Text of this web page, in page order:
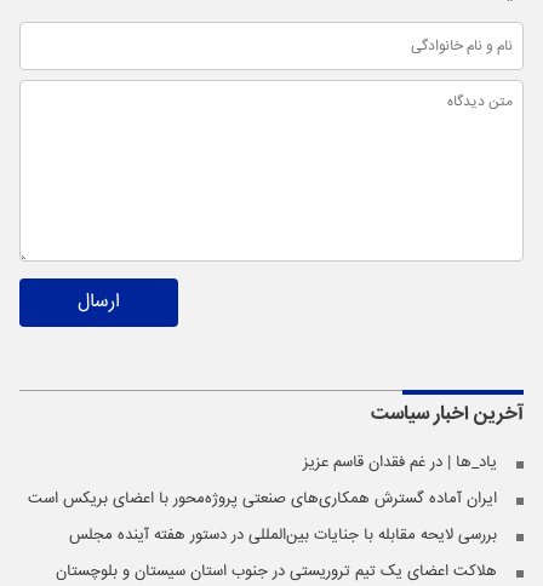
ارسال
آخرین اخبارسیاست
یاد_ها | در غم فقدان قاسم عزیز
ایران آماده گسترش همکاری‌های صنعتی پروژه‌محور با اعضای بریکس است
بررسی لایحه مقابله با جنایات بین‌المللی در دستور هفته آینده مجلس
هلاکت اعضای یک تیم تروریستی در جنوب استان سیستان و بلوچستان